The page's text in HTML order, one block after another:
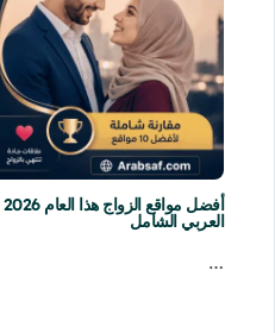
العربي الشامل
…